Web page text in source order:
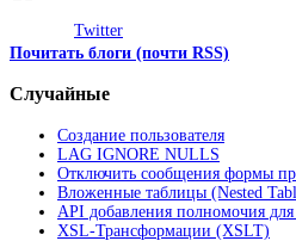
Twitter
Почитать блоги (почти RSS)
Случайные
Создание пользователя
LAG IGNORE NULLS
Отключить сообщения формы
Вложенные таблицы (Nested
API добавления полномочия для
XSL-Трансформации (XSLT)